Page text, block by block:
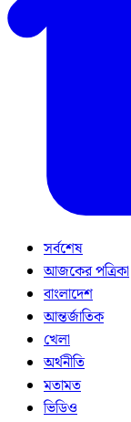
সর্বশেষ
আজকের পত্রিকা
বাংলাদেশ
আন্তর্জাতিক
খেলা
অর্থনীতি
মতামত
ভিডিও